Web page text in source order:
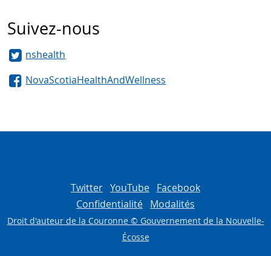
Suivez-nous
nshealth
NovaScotiaHealthAndWellness
Twitter YouTube Facebook
Confidentialité Modalités
Droit d'auteur de la Couronne © Gouvernement de la Nouvelle-
Écosse